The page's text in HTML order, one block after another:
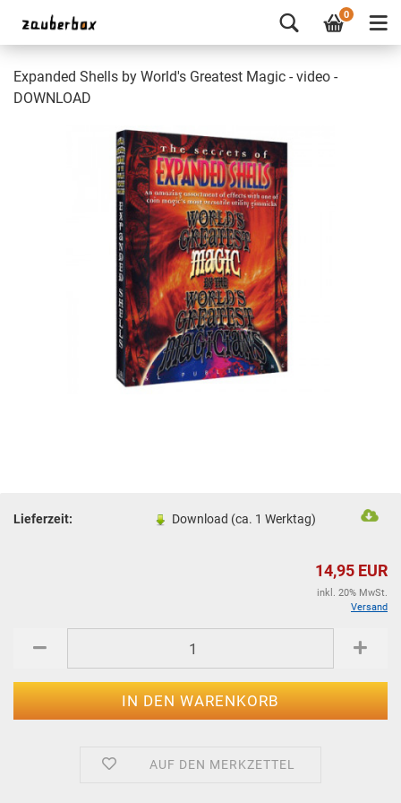
0
Expanded Shells by World's Greatest Magic - video -
DOWNLOAD
Lieferzeit: Download (ca. 1 Werktag)
14,95 EUR
inkl. 20% MwSt.
Versand
AUF DEN MERKZETTEL